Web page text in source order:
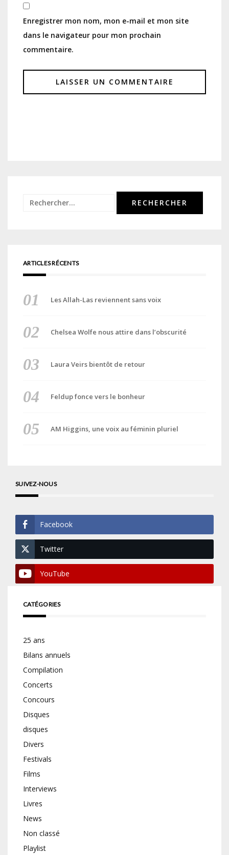
Enregistrer mon nom, mon e-mail et mon site
dans le navigateur pour mon prochain
commentaire.
Rechercher :
ARTICLES RÉCENTS
Les Allah-Las reviennent sans voix
Chelsea Wolfe nous attire dans l’obscurité
Laura Veirs bientôt de retour
Feldup fonce vers le bonheur
AM Higgins, une voix au féminin pluriel
SUIVEZ-NOUS
Facebook
Twitter
YouTube
CATÉGORIES
25 ans
Bilans annuels
Compilation
Concerts
Concours
Disques
disques
Divers
Festivals
Films
Interviews
Livres
News
Non classé
Playlist